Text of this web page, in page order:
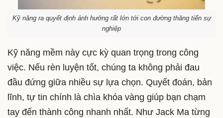
Kỹ năng ra quyết định ảnh hưởng rất lớn tới con đường thăng tiến sự
nghiệp
Kỹ năng mềm này cực kỳ quan trọng trong công
việc. Nếu rèn luyện tốt, chúng ta không phải đau
đầu đứng giữa nhiều sự lựa chọn. Quyết đoán, bản
lĩnh, tự tin chính là chìa khóa vàng giúp bạn chạm
tay đến thành công nhanh nhất. Như Jack Ma từng